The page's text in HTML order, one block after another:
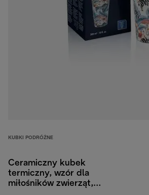
KUBKI PODRÓŻNE
Ceramiczny kubek
termiczny, wzór dla
miłośników zwierząt,